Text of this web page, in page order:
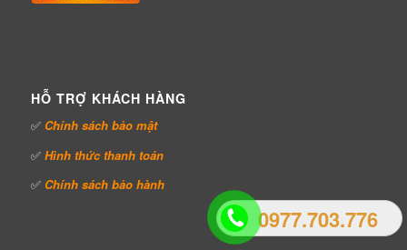
0977.703.776
HỖ TRỢ KHÁCH HÀNG
✅ Chính sách bảo mật
✅ Hình thức thanh toán
✅ Chính sách bảo hành